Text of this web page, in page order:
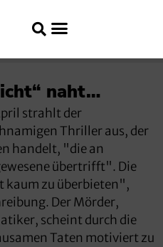
naht…
strahlt der
Thriller aus, der
handelt, "die an
übertrifft". Die
kaum zu überbieten",
Der Mörder,
scheint durch die
Taten motiviert zu